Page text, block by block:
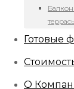
Готовые
О